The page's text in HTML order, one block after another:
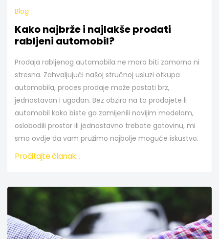
Blog
Kako najbrže i najlakše prodati
rabljeni automobil?
Prodaja rabljenog automobila ne mora biti zamorna ni
stresna. Zahvaljujući našoj stručnoj usluzi otkupa
automobila, proces prodaje može postati brz,
jednostavan i ugodan. Bez obzira na to prodajete li
automobil kako biste ga zamijenili novijim modelom,
oslobodili prostor ili jednostavno trebate gotovinu, mi
smo ovdje da vam pružimo najbolje moguće iskustvo.
Pročitajte članak...